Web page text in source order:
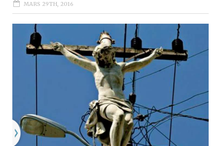
MARS 29TH, 2016